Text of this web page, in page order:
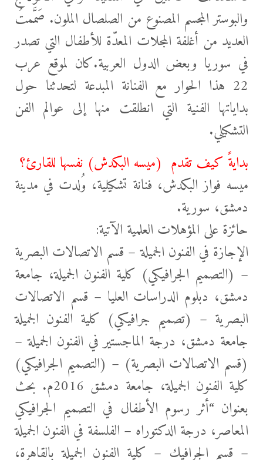
والبوستر المجسم المصنوع من الصلصال الملون. صَمَّمتُ
العديد من أغلفة المجلات المعدّة للأطفال التي تصدر
في سوريا وبعض الدول العربية.كان لموقع عرب
22 هذا الحوار مع الفنانة المبدعة لتحدثنا حول
بداياتها الفنية التي انطلقت منها إلى عوالم الفن
التشكيلي.
بدايةً كيف تقدم (ميسه البكدش) نفسها للقارئ؟
ميسه فواز البكدش، فنانة تشكيلية، وُلدت في مدينة
دمشق، سورية.
حائزة على المؤهلات العلمية الآتية:
الإجازة في الفنون الجميلة – قسم الاتصالات البصرية
– (التصميم الجرافيكي) كلية الفنون الجميلة، جامعة
دمشق، دبلوم الدراسات العليا – قسم الاتصالات
البصرية – (تصميم جرافيكي) كلية الفنون الجميلة
جامعة دمشق، درجة الماجستير في الفنون الجميلة –
(قسم الاتصالات البصرية) – (التصميم الجرافيكي)
كلية الفنون الجميلة، جامعة دمشق 2016م. بحث
بعنوان “أثر رسوم الأطفال في التصميم الجرافيكي
المعاصر، درجة الدكتوراه – الفلسفة في الفنون الجميلة
– قسم الجرافيك – كلية الفنون الجميلة بالقاهرة،